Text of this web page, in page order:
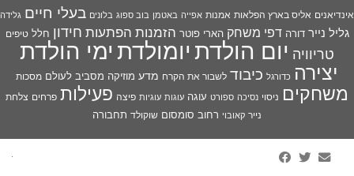
אינדיאנים אליס בארץ הפלאות אמנות אפייה באטמן בוב ספוג בלונים בעלי חיים גלידה
גליל נייר דורה דפי משחק הארי פוטר הזמנות הפתעות חידון חלל טיפים
טריוויה יום הולדתיומולדתימי הולדת
יצירה כדורגל כיבוד לשבור את הקרח מדע מוזיקה מסביב לעולם מסכות
משחקים ניסוי נסיכה ספורט עוגה עוגות עוגיות פיצה פעילות פרחים צלחת
נייר קאובוי רחוב סומסום שוקולד תחבורה
·